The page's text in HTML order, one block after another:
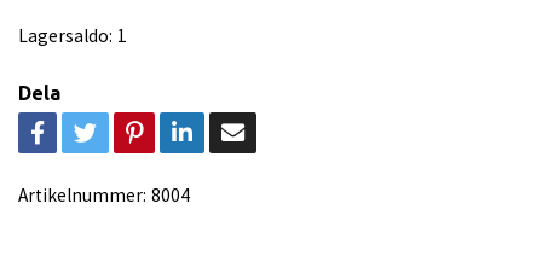
Lagersaldo: 1
Dela
Artikelnummer: 8004